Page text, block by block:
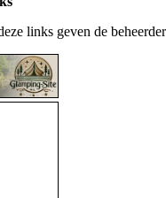
links geven de